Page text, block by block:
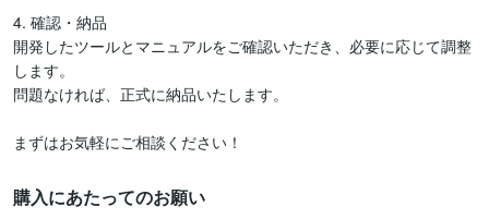
4. 確認・納品
開発したツールとマニュアルをご確認いただき、必要に応じて調整
します。
問題なければ、正式に納品いたします。
まずはお気軽にご相談ください！
購入にあたってのお願い